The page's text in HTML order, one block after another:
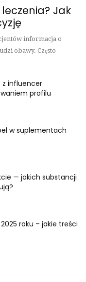
Jak
informacja o
obawy. Często
z influencer
profilu
w suplementach
— jakich substancji
roku – jakie treści